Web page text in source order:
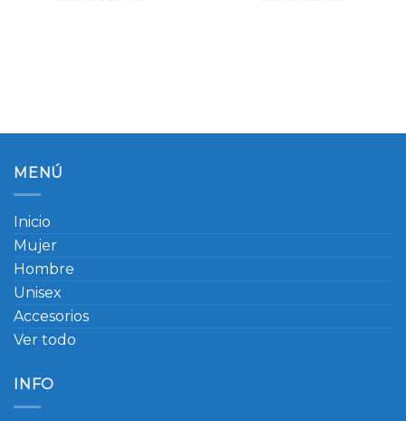
MENÚ
Inicio
Mujer
Hombre
Unisex
Accesorios
Ver todo
INFO